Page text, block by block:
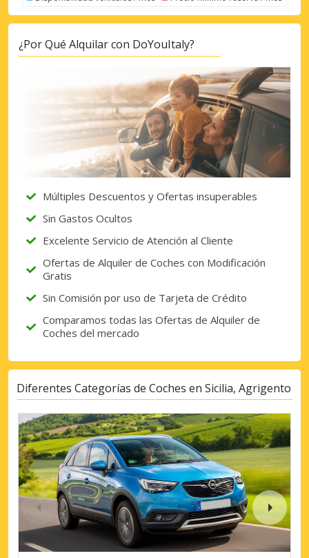
¿Por Qué Alquilar con DoYouItaly?
Múltiples Descuentos y Ofertas insuperables
Sin Gastos Ocultos
Excelente Servicio de Atención al Cliente
Ofertas de Alquiler de Coches con Modificación
Gratis
Sin Comisión por uso de Tarjeta de Crédito
Comparamos todas las Ofertas de Alquiler de
Coches del mercado
Diferentes Categorías de Coches en Sicilia, Agrigento